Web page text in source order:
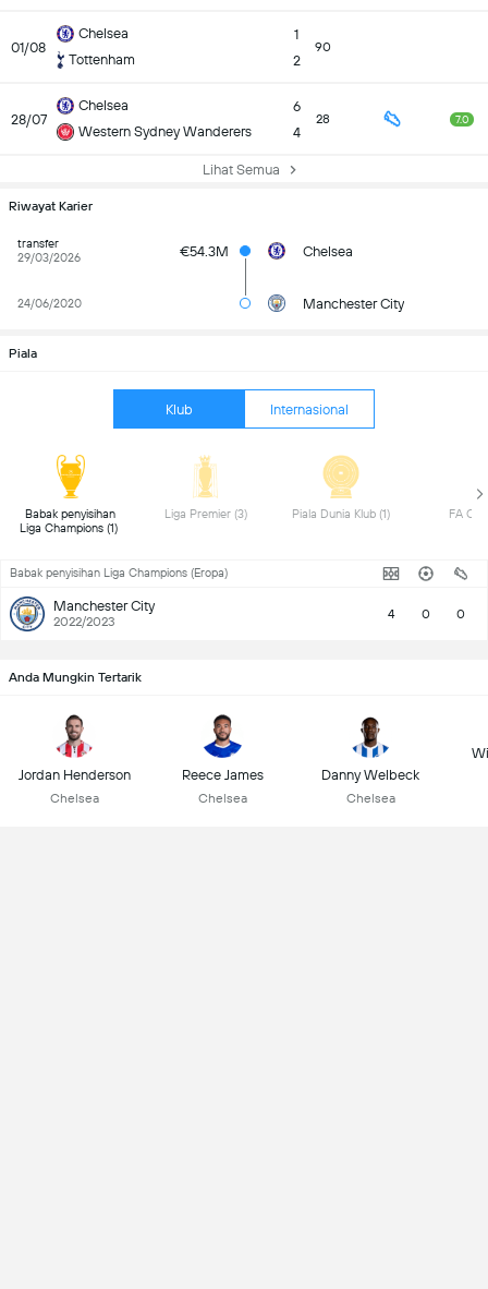
01/08
Chelsea
Tottenham
1
2
90
28/07
Chelsea
Western Sydney Wanderers
6
4
28 7.0
Lihat Semua
Riwayat Karier
transfer
29/03/2026
€54.3M Chelsea
24/06/2020 Manchester City
Piala
Klub Internasional
Babak penyisihan
Liga Premier (3) Piala Dunia Klub (1)
Babak penyisihan Liga Champions (Eropa)
Manchester City
2022/2023 4 0 0
Anda Mungkin Tertarik
Jordan Henderson
Chelsea
Reece James
Chelsea
Danny Welbeck
Chelsea